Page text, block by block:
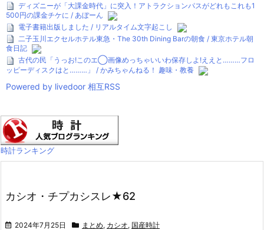
ディズニーが「大課金時代」に突入！アトラクションパスがどれもこれも1
500円の課金チケに / あぼーん
電子書籍出版しました / リアルタイム文字起こし
二子玉川エクセルホテル東急・The 30th Dining Barの朝食 / 東京ホテル朝
食日記
古代の民「うっお!このエ◯画像めっちゃいいわ保存しよ!ええと………フロ
ッピーディスクはと………」 / かみちゃんねる！ 趣味・教養
Powered by livedoor 相互RSS
時計ランキング
カシオ・チプカシスレ★62
2024年7月25日 まとめ, カシオ, 国産時計